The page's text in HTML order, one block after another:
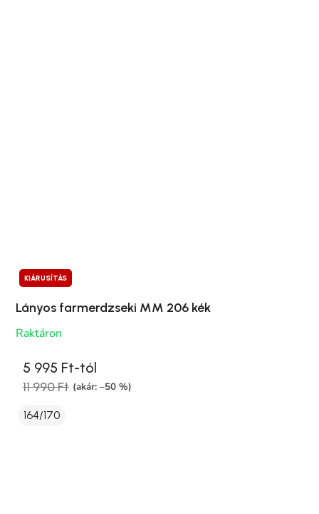
KIÁRUSÍTÁS
Lányos farmerdzseki MM 206 kék
Raktáron
5 995 Ft-tól
11 990 Ft (akár: –50 %)
164/170